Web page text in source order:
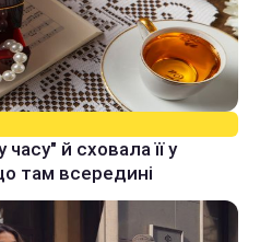
й сховала її у
там всередині